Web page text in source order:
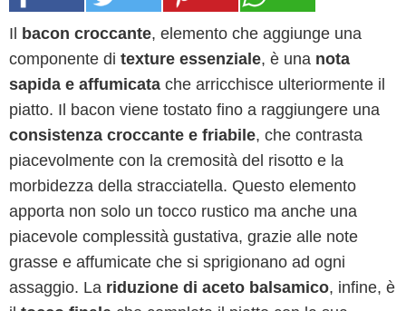
Il bacon croccante, elemento che aggiunge una
componente di texture essenziale, è una nota
sapida e affumicata che arricchisce ulteriormente il
piatto. Il bacon viene tostato fino a raggiungere una
consistenza croccante e friabile, che contrasta
piacevolmente con la cremosità del risotto e la
morbidezza della stracciatella. Questo elemento
apporta non solo un tocco rustico ma anche una
piacevole complessità gustativa, grazie alle note
grasse e affumicate che si sprigionano ad ogni
assaggio. La riduzione di aceto balsamico, infine, è